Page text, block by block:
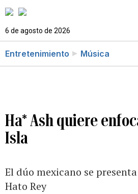
6 de agosto de 2026
Entretenimiento Música
Ha* Ash quiere
Isla
El dúo mexicano se
Hato Rey